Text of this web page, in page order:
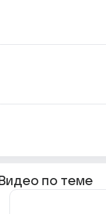
Видео по теме